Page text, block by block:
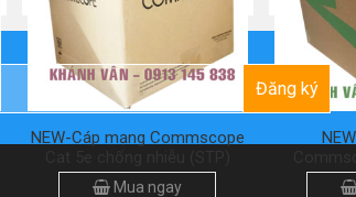
NEW-Cáp mạng Commscope
Mua ngay
Đăng ký